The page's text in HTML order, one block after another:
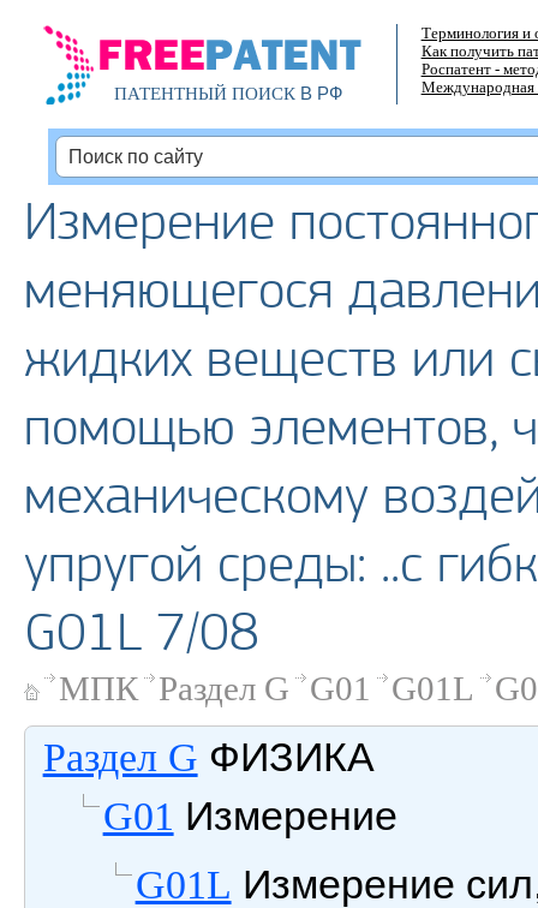
ПАТЕНТНЫЙ ПОИСКВ РФ
Терминология и
Как получить
Роспатент -
Международная
Измерение
меняющегося
жидких веществ или
помощью элементов,
механическому
упругой среды: ..с
G01L 7/08
МПК Раздел G G01 G01L
Раздел G ФИЗИКА
G01 Измерение
G01L Измерение